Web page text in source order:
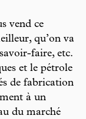
vend ce
qu’on va
faire, etc.
et le pétrole
de fabrication
à un
du marché